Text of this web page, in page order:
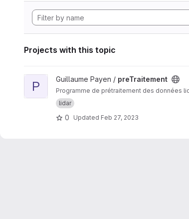
Projects with this topic
View preTraitement project
P Guillaume Payen / preTraitement
Programme de prétraitement des données
lidar
0 Updated Feb 27, 2023